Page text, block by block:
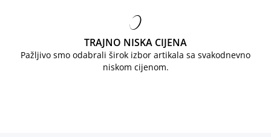
TRAJNO NISKA CIJENA
Pažljivo smo odabrali širok izbor artikala sa svakodnevno
niskom cijenom.